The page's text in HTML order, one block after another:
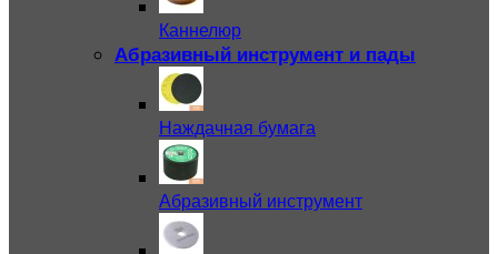
Каннелюр
Абразивный инструмент и пады
Наждачная бумага
Абразивный инструмент